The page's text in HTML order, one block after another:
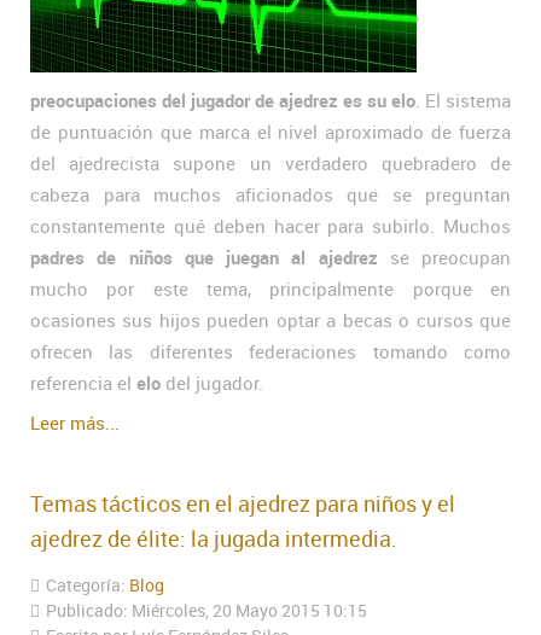
preocupaciones del jugador de ajedrez es su elo . El sistema
de puntuación que marca el nivel aproximado de fuerza
del ajedrecista supone un verdadero quebradero de
cabeza para muchos aficionados que se preguntan
constantemente qué deben hacer para subirlo. Muchos
padres de niños que juegan al ajedrez se preocupan
mucho por este tema, principalmente porque en
ocasiones sus hijos pueden optar a becas o cursos que
ofrecen las diferentes federaciones tomando como
referencia el elo del jugador.
Leer más...
Temas tácticos en el ajedrez para niños y el
ajedrez de élite: la jugada intermedia.
Categoría: Blog
Publicado: Miércoles, 20 Mayo 2015 10:15